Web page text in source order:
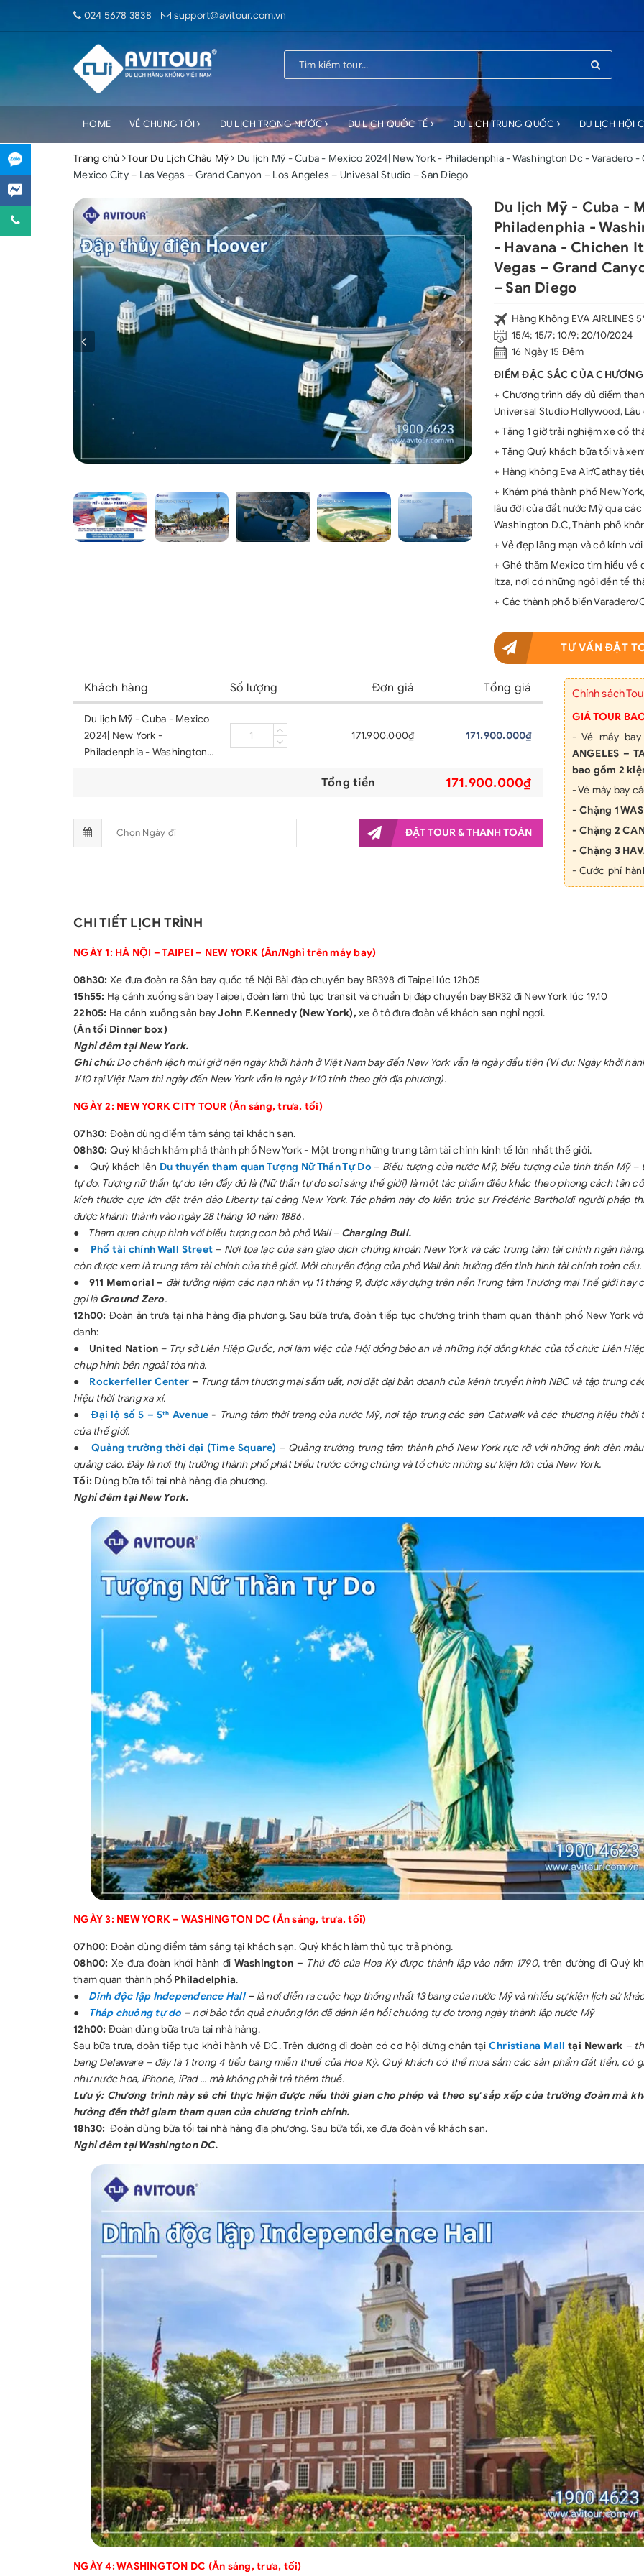
024 5678 3838 support@avitour.com.vn
HOME VỀ CHÚNG TÔI DU LỊCH TRONG NƯỚC DU LỊCH QUỐC TẾ DU LỊCH TRUNG QUỐC DU LỊCH HỘI
Trang chủ Tour Du Lịch Châu Mỹ
Du lịch Mỹ - Cuba - Mexico 2024| New York - Philadenphia - Washington Dc - Varadero
Mexico City – Las Vegas – Grand Canyon – Los Angeles – Univesal Studio – San Diego
Du lịch Mỹ - Cuba -
Philadenphia -
- Havana - Chichen
Vegas – Grand
– San Diego
Hàng Không EVA AIRLINES
15/4; 15/7; 10/9; 20/10/2024
16 Ngày 15 Đêm
ĐIỂM ĐẶC SẮC CỦA CHƯƠNG
+ Chương trình đầy đủ điểm
Universal Studio Hollywood,
+ Tặng 1 giờ trải nghiệm xe cổ
+ Tặng Quý khách bữa tối và
+ Hàng không Eva Air/Cathay
+ Khám phá thành phố New
lâu đời của đất nước Mỹ qua
Washington D.C, Thành phố
+ Vẻ đẹp lãng mạn và cổ kính
+ Ghé thăm Mexico tìm hiểu về
Itza, nơi có những ngôi đền tế
+ Các thành phố biển Varadero/
TƯ VẤN ĐẶT
Khách hàng Số lượng Đơn giá Tổng giá
Du lịch Mỹ - Cuba - Mexico
2024| New York -
Philadenphia - Washington
Vegas – Grand Canyon – Los
Angeles – Univesal Studio –
San Diego
171.900.000₫ 171.900.000₫
Tổng tiền 171.900.000₫
ĐẶT TOUR & THANH TOÁN
Chính sách
GIÁ TOUR
- Vé máy
ANGELES –
bao gồm 2
- Vé máy bay
- Chặng 1
- Chặng 2
- Chặng 3
- Cước phí
kiện 2 (nếu có)
được bố trí
tiền để ở
tiện cho việc
tâm từ 10-
- Các bữa ăn
Korean
hùm đặc sắc
- Thị thực
- Phương tiên
- Phí thăm
- Mỹ: Liberty
Hollywood,
- Cuba: Lâu
tham quan
xe cổ đi tham
- Mexico:
+ Hướng dẫn
+ 02 chai
+ Quà tặng: Ổ
- Chi phí phòng
- Chi phí cá
- Chi phí yêu
(50$/đoàn/giờ)
- Lệ phí xin
quy định của
nào.
- Tiền típ cho
- Chi phí dời
- Chi phí
CHI TIẾT LỊCH TRÌNH
NGÀY 1: HÀ NỘI – TAIPEI – NEW YORK (Ăn/Nghỉ trên máy bay)
08h30: Xe đưa đoàn ra Sân bay quốc tế Nội Bài đáp chuyến bay BR398 đi Taipei lúc 12h05
15h55: Hạ cánh xuống sân bay Taipei, đoàn làm thủ tục transit và chuẩn bị đáp chuyến bay BR32 đi New York lúc 19.10
22h05: Hạ cánh xuống sân bayJohn F.Kennedy (New York), xe ô tô đưa đoàn về khách sạn nghỉ ngơi.
(Ăn tối Dinner box)
Nghỉ đêm tại New York.
Ghi chú:Do chênh lệch múi giờ nên ngày khởi hành ở Việt Nam bay đến New York vẫn là ngày đầu tiên (Ví dụ: Ngày khởi
1/10 tại Việt Nam thì ngày đến New York vẫn là ngày 1/10 tính theo giờ địa phương).
NGÀY 2: NEW YORK CITY TOUR (Ăn sáng, trưa, tối)
07h30: Đoàn dùng điểm tâm sáng tại khách sạn.
08h30: Quý khách khám phá thành phố New York - Một trong những trung tâm tài chính kinh tế lớn nhất thế giới.
● Quý khách lên Du thuyền tham quan Tượng Nữ Thần Tự Do – Biểu tượng của nước Mỹ, biểu tượng của tinh thần Mỹ –
tự do. Tượng nữ thần tự do tên đầy đủ là (Nữ thần tự do soi sáng thế giới) là một tác phẩm điêu khắc theo phong cách tân
kích thước cực lớn đặt trên đảo Liberty tại cảng New York. Tác phẩm này do kiến trúc sư Frédéric Bartholdi người pháp
được khánh thành vào ngày 28 tháng 10 năm 1886.
●
Tham quan chụp hình với biểu tượng con bò phố Wall – Charging Bull.
● Phố tài chính Wall Street – Nơi tọa lạc của sàn giao dịch chứng khoán New York và các trung tâm tài chính ngân
còn được xem là trung tâm tài chính của thế giới. Mỗi chuyển động của phố Wall ảnh hưởng đến tình hình tài chính toàn cầu.
● 911 Memorial – đài tưởng niệm các nạn nhân vụ 11 tháng 9, được xây dựng trên nền Trung tâm Thương mại Thế giới hay
gọi là Ground Zero.
12h00: Đoàn ăn trưa tại nhà hàng địa phương. Sau bữa trưa, đoàn tiếp tục chương trình tham quan thánh phố New York
danh:
● United Nation – Trụ sở Liên Hiệp Quốc, nơi làm việc của Hội đồng bảo an và những hội đồng khác của tổ chức Liên
chụp hình bên ngoài tòa nhà.
● Rockerfeller Center – Trung tâm thương mại sầm uất, nơi đặt đại bản doanh của kênh truyền hình NBC và tập trung
hiệu thời trang xa xỉ.
●Đại lộ số 5 – 5th Avenue - Trung tâm thời trang của nước Mỹ, nơi tập trung các sàn Catwalk và các thương hiệu thời
của thế giới.
●Quảng trường thời đại (Time Square) – Quảng trường trung tâm thành phố New York rực rỡ với những ánh đèn
quảng cáo. Đây là nơi thị trưởng thành phố phát biểu trước công chúng và tổ chức những sự kiện lớn của New York.
Tối: Dùng bữa tối tại nhà hàng địa phương.
Nghỉ đêm tại New York.
NGÀY 3: NEW YORK – WASHINGTON DC (Ăn sáng, trưa, tối)
07h00: Đoàn dùng điểm tâm sáng tại khách sạn. Quý khách làm thủ tục trả phòng.
08h00: Xe đưa đoàn khởi hành đi Washington – Thủ đô của Hoa Kỳ được thành lập vào năm 1790, trên đường đi Quý
tham quan thành phố Philadelphia.
● Dinh độc lập Independence Hall– là nơi diễn ra cuộc họp thống nhất 13 bang của nước Mỹ và nhiều sự kiện lịch sử
●
Tháp chuông tự do – nơi bảo tồn quả chuông lớn đã đánh lên hồi chuông tự do trong ngày thành lập nước Mỹ
12h00: Đoàn dùng bữa trưa tại nhà hàng.
Sau bữa trưa, đoàn tiếp tục khởi hành về DC. Trên đường đi đoàn có cơ hội dừng chân tại Christiana Mall tại Newark –
bang Delaware – đây là 1 trong 4 tiểu bang miễn thuế của Hoa Kỳ. Quý khách có thể mua sắm các sản phẩm đắt tiền, có
như nước hoa, iPhone, iPad ... mà không phải trả thêm thuế.
Lưu ý: Chương trình này sẽ chỉ thực hiện được nếu thời gian cho phép và theo sự sắp xếp của trưởng đoàn mà
hưởng đến thời giam tham quan của chương trình chính.
18h30: Đoàn dùng bữa tối tại nhà hàng địa phương. Sau bữa tối, xe đưa đoàn về khách sạn.
Nghỉ đêm tại Washington DC.
NGÀY 4: WASHINGTON DC (Ăn sáng, trưa, tối)